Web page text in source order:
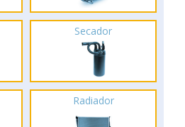
Secador
Radiador